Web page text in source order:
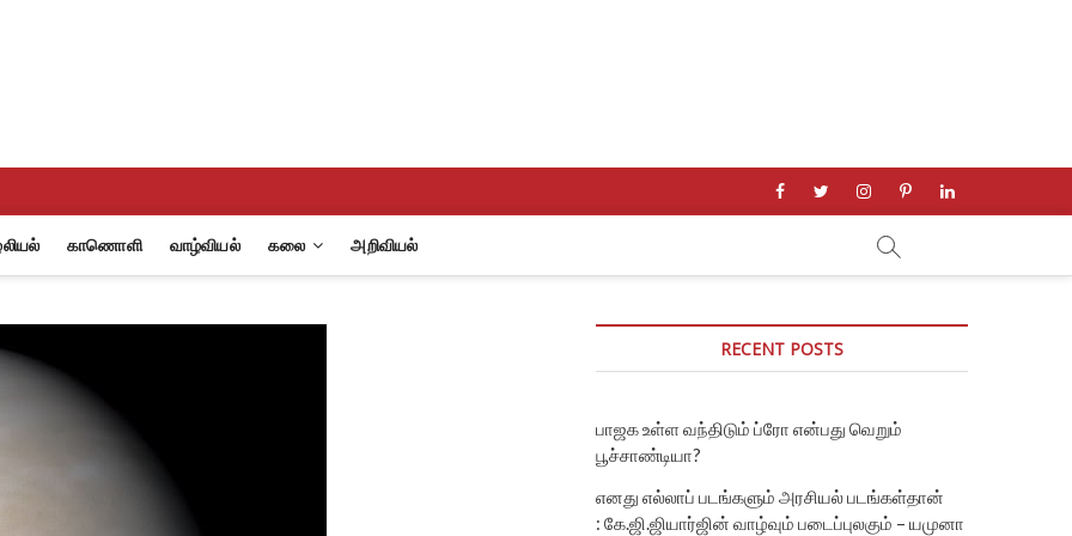
facebooktwitterinstagrampinterestlinkedin
காணொளி வாழ்வியல் கலை அறிவியல்
RECENT POSTS
பாஜக உள்ள வந்திடும் ப்ரோ என்பது வெறும்
பூச்சாண்டியா?
எனது எல்லாப் படங்களும் அரசியல் படங்கள்தான்
: கே.ஜி.ஜியார்ஜின் வாழ்வும் படைப்புலகும் – யமுனா